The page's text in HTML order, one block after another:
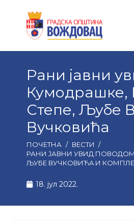
Рани јавни
Кумодрашке,
Степе, Љубе
Вучковића
ПОЧЕТНА / ВЕСТИ /
РАНИ ЈАВНИ УВИД
ЉУБЕ ВУЧКОВИЋA И
18. јул 2022.